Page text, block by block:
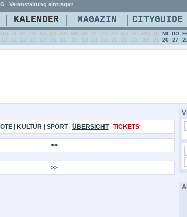
| KULTUR| SPORT| ÜBERSICHT| TICKETS
>>
>>
| Veranstaltung eintragen
| KALENDER | MAGAZIN | CITYGUIDE
MO
10
DI
11
MI
12
DO
13
FR
14
SA
15
SO
16
MO
17
DI
18
MI
19
DO
20
FR
21
SA
22
SO
23
MO
24
DI
25
MI
26
DO
27